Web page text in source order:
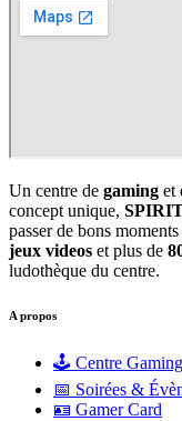
Un centre de gaming et
concept unique,
passer de bons
jeux videos et plus de
ludothèque du centre.
A propos
🕹️ Centre Gaming
📅 Soirées &
🪪 Gamer Card